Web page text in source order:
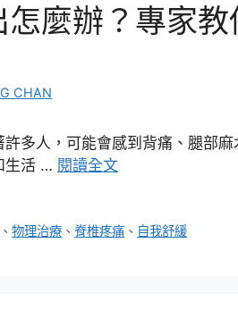
麼辦？專家
CHAN
多人，可能會感到背痛、腿部
生活 … 閱讀全文
、物理治療 、脊椎疼痛 、 自我舒緩